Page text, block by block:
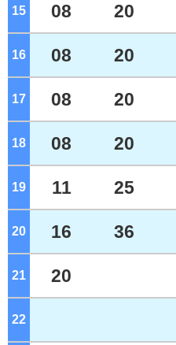
15 08 20
16 08 20
17 08 20
18 08 20
19 11 25
20 16 36
21 20
22